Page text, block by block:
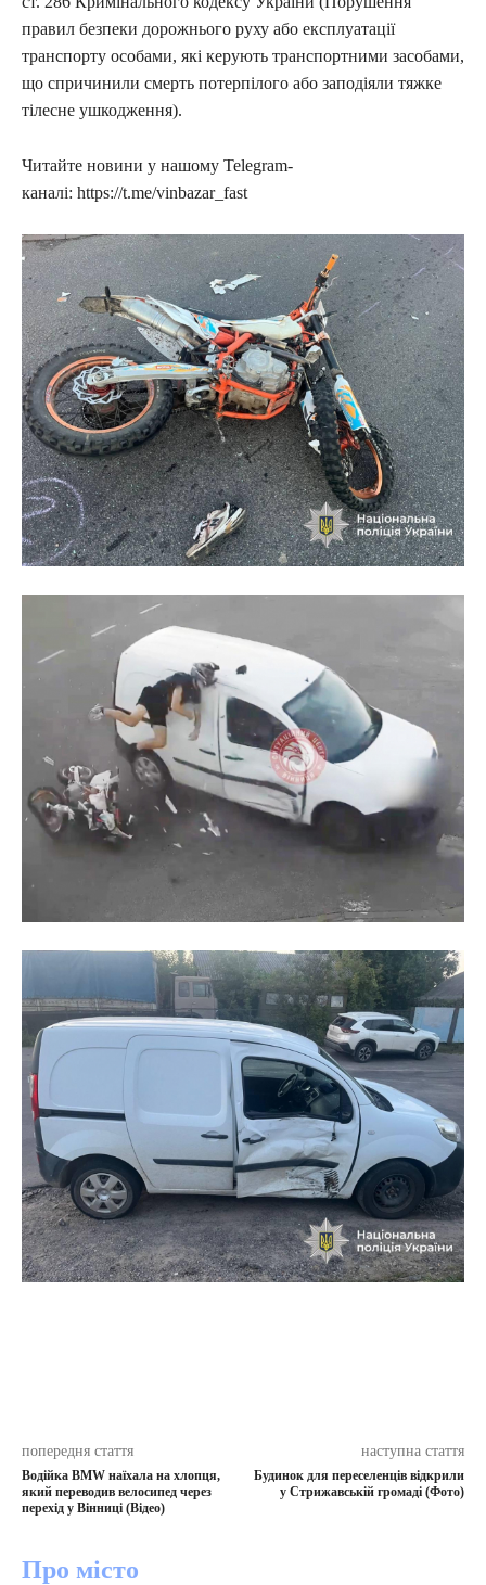
правил безпеки дорожнього руху або експлуатації
транспорту особами, які керують транспортними засобами,
що спричинили смерть потерпілого або заподіяли тяжке
тілесне ушкодження).
Читайте новини у нашому Telegram-
каналі: https://t.me/vinbazar_fast
попередня стаття
Водійка BMW наїхала на хлопця,
який переводив велосипед через
перехід у Вінниці (Відео)
наступна стаття
Будинок для переселенців відкрили
у Стрижавській громаді (Фото)
Про місто